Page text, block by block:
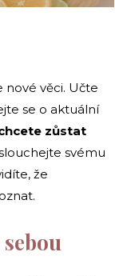
nové věci. Učte
se o aktuální
zůstat
svému
že